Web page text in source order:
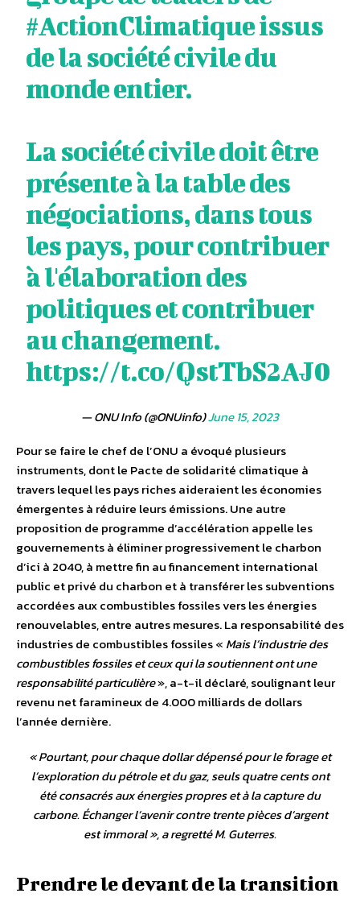
#ActionClimatiqueissus
de la société civile du
monde entier.
La société civile doit être
présente à la table des
négociations, dans tous
les pays, pour contribuer
à l'élaboration des
politiques et contribuer
au changement.
https://t.co/QstTbS2AJ0
— ONU Info (@ONUinfo)June 15, 2023
Pour se faire le chef de l’ONU a évoqué plusieurs
instruments, dont le Pacte de solidarité climatique à
travers lequel les pays riches aideraient les économies
émergentes à réduire leurs émissions. Une autre
proposition de programme d’accélération appelle les
gouvernements à éliminer progressivement le charbon
d’ici à 2040, à mettre fin au financement international
public et privé du charbon et à transférer les subventions
accordées aux combustibles fossiles vers les énergies
renouvelables, entre autres mesures. La responsabilité des
industries de combustibles fossiles « Mais l’industrie des
combustibles fossiles et ceux qui la soutiennent ont une
responsabilité particulière», a-t-il déclaré, soulignant leur
revenu net faramineux de 4.000 milliards de dollars
l’année dernière.
«Pourtant, pour chaque dollar dépensé pour le forage et
l’exploration du pétrole et du gaz, seuls quatre cents ont
été consacrés aux énergies propres et à la capture du
carbone. Échanger l’avenir contre trente pièces d’argent
est immoral», a regretté M. Guterres.
Prendre le devant de la transition